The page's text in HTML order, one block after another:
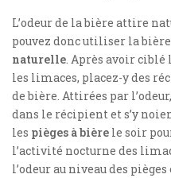
L’odeur de la bière attire
pouvez donc utiliser la
naturelle. Après avoir ciblé
les limaces, placez-y des
de bière. Attirées par
dans le récipient et s’y
les pièges à bière le soir
l’activité nocturne des
l’odeur au niveau des